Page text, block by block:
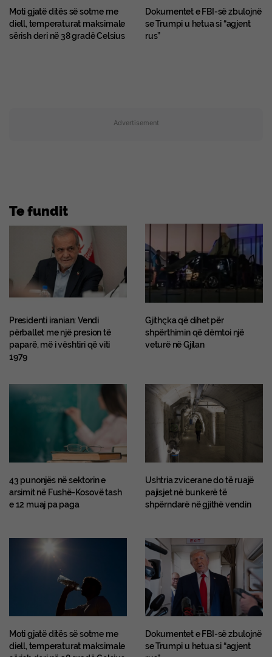
Moti gjatë ditës së sotme me
diell, temperaturat maksimale
sërish deri në 38 gradë Celsius
Dokumentet e FBI-së zbulojnë
se Trumpi u hetua si “agjent
rus”
Advertisement
Te fundit
Presidenti iranian: Vendi
përballet me një presion të
paparë, më i vështiri që viti
1979
Gjithçka që dihet për
shpërthimin që dëmtoi një
veturë në Gjilan
43 punonjës në sektorin e
arsimit në Fushë-Kosovë tash
e 12 muaj pa paga
Ushtria zvicerane do të ruajë
pajisjet në bunkerë të
shpërndarë në gjithë vendin
Moti gjatë ditës së sotme me
diell, temperaturat maksimale
Dokumentet e FBI-së zbulojnë
se Trumpi u hetua si “agjent